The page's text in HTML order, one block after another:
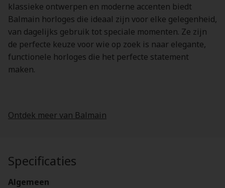
klassieke ontwerpen en moderne accenten biedt
Balmain horloges die ideaal zijn voor elke gelegenheid,
van dagelijks gebruik tot speciale momenten. Ze zijn
de perfecte keuze voor wie op zoek is naar elegante,
functionele horloges die het perfecte statement
maken.
Ontdek meer van Balmain
Specificaties
Algemeen